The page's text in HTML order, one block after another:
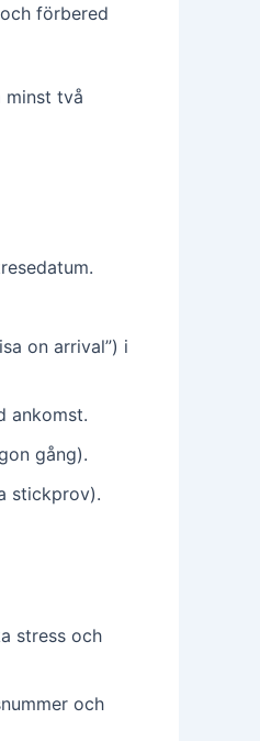
förbered
minst två
on arrival”) i
ankomst.
gång).
stickprov).
stress och
och